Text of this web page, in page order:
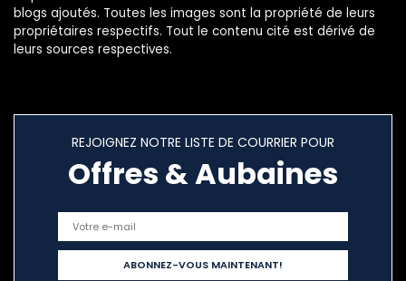
blogs ajoutés. Toutes les images sont la propriété de leurs
propriétaires respectifs. Tout le contenu cité est dérivé de
leurs sources respectives.
REJOIGNEZ NOTRE LISTE DE COURRIER POUR
Offres & Aubaines